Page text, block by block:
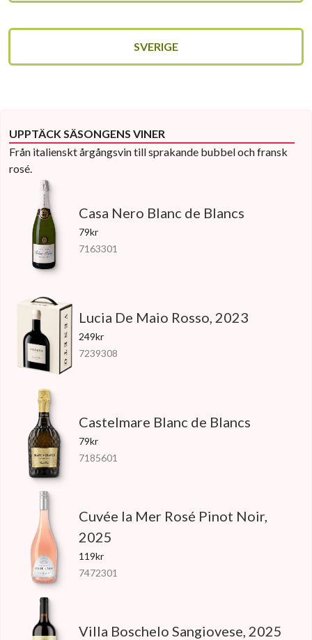
SVERIGE
UPPTÄCK SÄSONGENS VINER
Från italienskt årgångsvin till sprakande bubbel och fransk
rosé.
Casa Nero Blanc de Blancs
79kr
7163301
Lucia De Maio Rosso, 2023
249kr
7239308
Castelmare Blanc de Blancs
79kr
7185601
Cuvée la Mer Rosé Pinot Noir,
2025
119kr
7472301
Villa Boschelo Sangiovese, 2025